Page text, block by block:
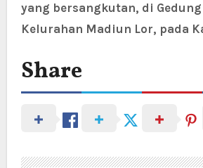
yang bersangkutan, di
Kelurahan Madiun Lor, pada
Share